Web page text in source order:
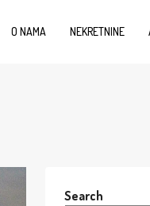
O NAMA NEKRETNINE
Search